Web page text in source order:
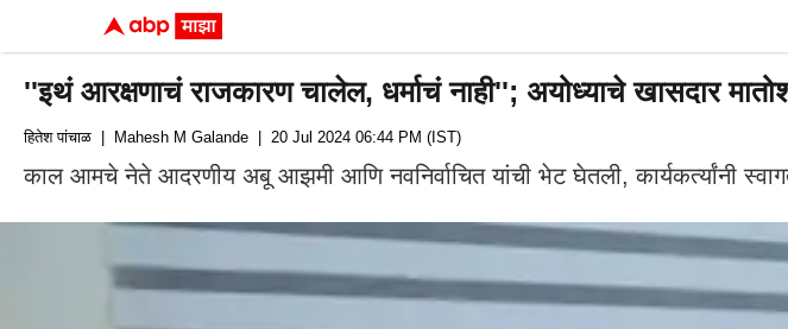
''इथं आरक्षणाचं राजकारण चालेल, धर्माचं नाही''; अयोध्याचे खासदार
हितेश पांचाळ | Mahesh M Galande | 20 Jul 2024 06:44 PM (IST)
काल आमचे नेते आदरणीय अबू आझमी आणि नवनिर्वाचित यांची भेट घेतली, कार्यकर्त्यांनी